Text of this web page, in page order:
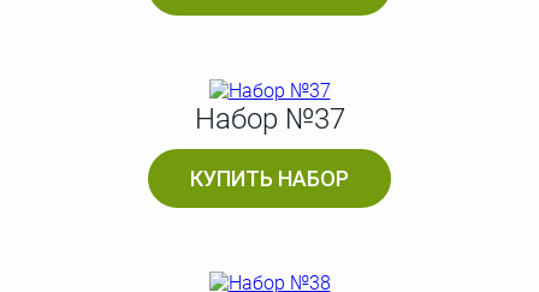
Набор №37
КУПИТЬ НАБОР